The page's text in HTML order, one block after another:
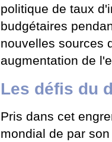
politique de taux
budgétaires
nouvelles sources
augmentation de
Les défis du
Pris dans cet
mondial de par